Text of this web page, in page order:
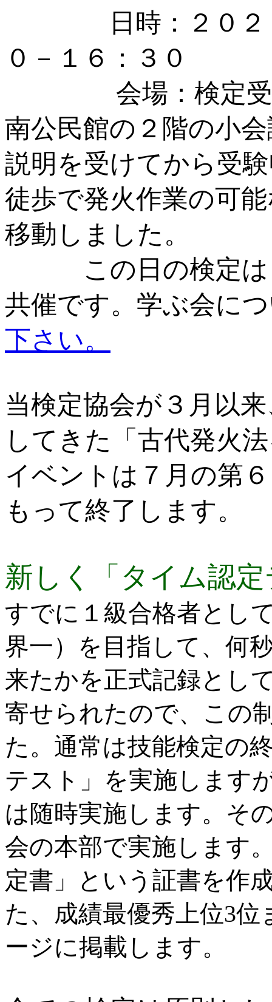
日時：２０２２
０－１６：３０
会場：検定受験
南公民館の２階の小
説明を受けてから受
徒歩で発火作業の可
移動しました。
この日の検定は「
共催です。学ぶ会に
下さい。
当検定協会が３月以
してきた「古代発火
イベントは７月の第
もって終了します。
新しく「タイム認
すでに１級合格者とし
界一）を目指して、何
来たかを正式記録とし
寄せられたので、この
た。通常は技能検定の
テスト」を実施します
は随時実施します。そ
会の本部で実施します
定書」という証書を作
た、成績最優秀上位3
ージに掲載します。